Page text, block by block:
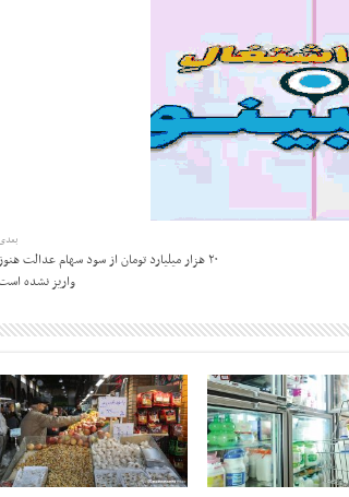
۲۰ هزار میلیارد تومان از سود سهام عدالت
واریز نشده